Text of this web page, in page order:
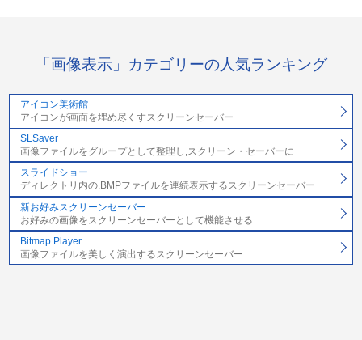
「画像表示」カテゴリーの人気ランキング
アイコン美術館
アイコンが画面を埋め尽くすスクリーンセーバー
SLSaver
画像ファイルをグループとして整理し,スクリーン・セーバーに
スライドショー
ディレクトリ内の.BMPファイルを連続表示するスクリーンセーバー
新お好みスクリーンセーバー
お好みの画像をスクリーンセーバーとして機能させる
Bitmap Player
画像ファイルを美しく演出するスクリーンセーバー